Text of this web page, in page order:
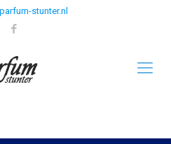
stunter.nl